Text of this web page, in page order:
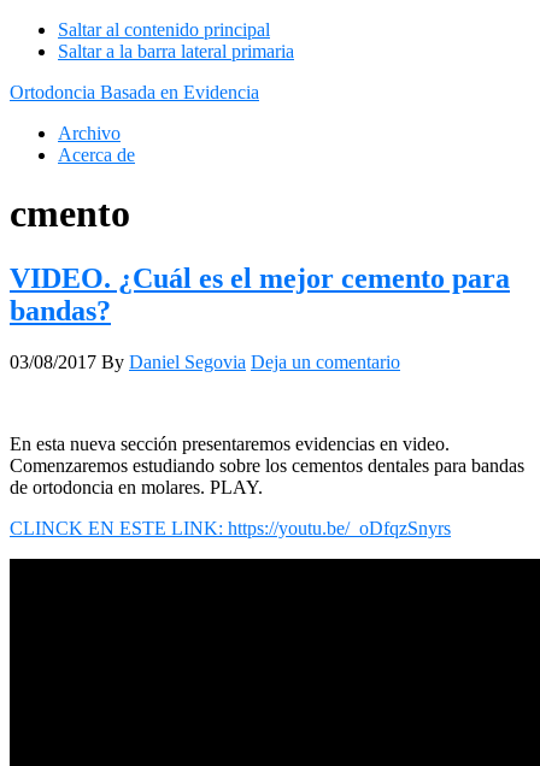
Saltar al contenido principal
Saltar a la barra lateral primaria
Ortodoncia Basada en Evidencia
Archivo
Acerca de
cmento
VIDEO. ¿Cuál es el mejor cemento para
bandas?
03/08/2017 By Daniel Segovia Deja un comentario
En esta nueva sección presentaremos evidencias en video.
Comenzaremos estudiando sobre los cementos dentales para bandas
de ortodoncia en molares. PLAY.
CLINCK EN ESTE LINK: https://youtu.be/_oDfqzSnyrs